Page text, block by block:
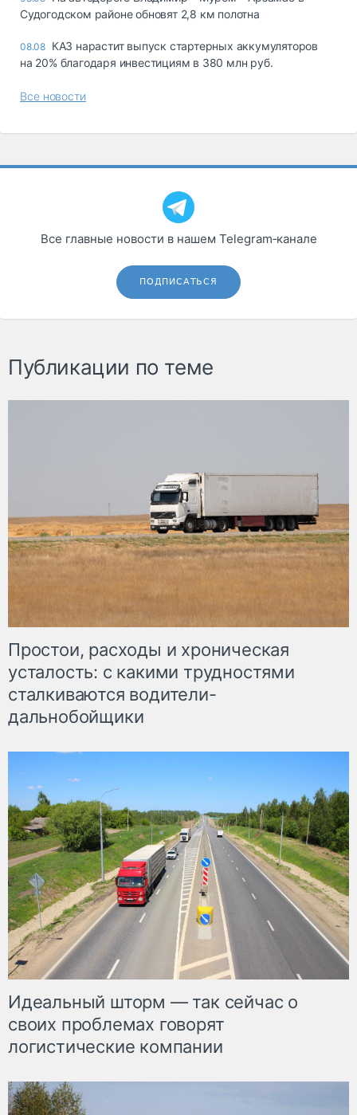
Судогодском районе обновят 2,8 км полотна
08.08 КАЗ нарастит выпуск стартерных аккумуляторов
на 20% благодаря инвестициям в 380 млн руб.
Все новости
Все главные новости в нашем Telegram‑канале
ПОДПИСАТЬСЯ
Публикации по теме
Простои, расходы и хроническая
усталость: с какими трудностями
сталкиваются водители-
дальнобойщики
Идеальный шторм — так сейчас о
своих проблемах говорят
логистические компании